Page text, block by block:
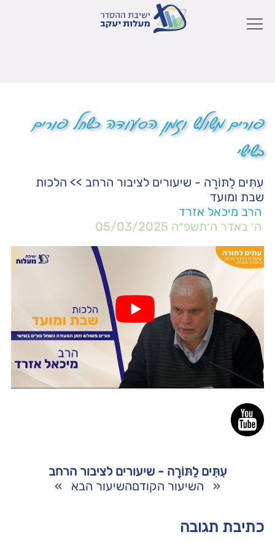
פורים משולש וזמן הסעודה כשחל פורים
בשישי
עִתִּים לַתּוֹרָה - שיעורים לציבור הרחב >> הלכות
שבת ומועד
הרב מיכאל אזרד
ה׳ באדר ה׳תשפ״ה 05/03/2025
עִתִּים לַתּוֹרָה - שיעורים לציבור הרחב
« השיעור הקודםהשיעור הבא »
כתיבת תגובה